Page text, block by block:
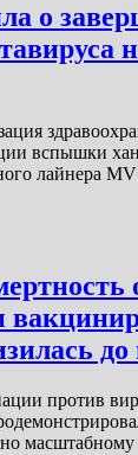
о
вспышки
лайнера MV
до
против
масштабному